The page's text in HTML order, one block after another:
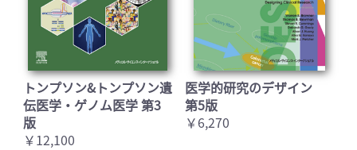
トンプソン&トンプソン遺
伝医学・ゲノム医学 第3
版
￥12,100
医学的研究のデザイン
第5版
￥6,270